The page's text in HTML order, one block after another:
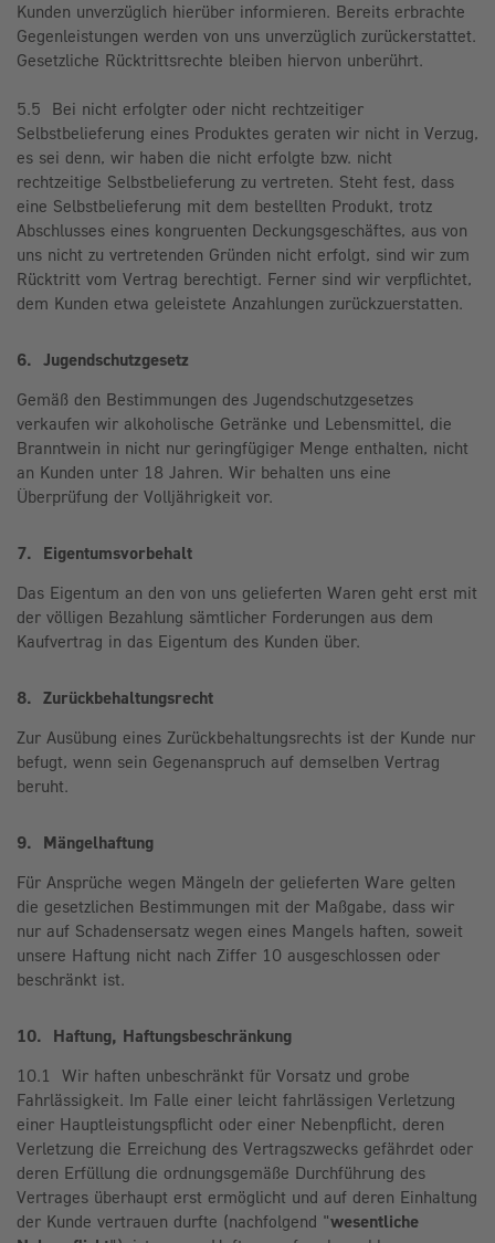
Kunden unverzüglich hierüber informieren. Bereits erbrachte
Gegenleistungen werden von uns unverzüglich zurückerstattet.
Gesetzliche Rücktrittsrechte bleiben hiervon unberührt.
5.5 Bei nicht erfolgter oder nicht rechtzeitiger
Selbstbelieferung eines Produktes geraten wir nicht in Verzug,
es sei denn, wir haben die nicht erfolgte bzw. nicht
rechtzeitige Selbstbelieferung zu vertreten. Steht fest, dass
eine Selbstbelieferung mit dem bestellten Produkt, trotz
Abschlusses eines kongruenten Deckungsgeschäftes, aus von
uns nicht zu vertretenden Gründen nicht erfolgt, sind wir zum
Rücktritt vom Vertrag berechtigt. Ferner sind wir verpflichtet,
dem Kunden etwa geleistete Anzahlungen zurückzuerstatten.
6. Jugendschutzgesetz
Gemäß den Bestimmungen des Jugendschutzgesetzes
verkaufen wir alkoholische Getränke und Lebensmittel, die
Branntwein in nicht nur geringfügiger Menge enthalten, nicht
an Kunden unter 18 Jahren. Wir behalten uns eine
Überprüfung der Volljährigkeit vor.
7. Eigentumsvorbehalt
Das Eigentum an den von uns gelieferten Waren geht erst mit
der völligen Bezahlung sämtlicher Forderungen aus dem
Kaufvertrag in das Eigentum des Kunden über.
8. Zurückbehaltungsrecht
Zur Ausübung eines Zurückbehaltungsrechts ist der Kunde nur
befugt, wenn sein Gegenanspruch auf demselben Vertrag
beruht.
9. Mängelhaftung
Für Ansprüche wegen Mängeln der gelieferten Ware gelten
die gesetzlichen Bestimmungen mit der Maßgabe, dass wir
nur auf Schadensersatz wegen eines Mangels haften, soweit
unsere Haftung nicht nach Ziffer 10 ausgeschlossen oder
beschränkt ist.
10. Haftung, Haftungsbeschränkung
10.1 Wir haften unbeschränkt für Vorsatz und grobe
Fahrlässigkeit. Im Falle einer leicht fahrlässigen Verletzung
einer Hauptleistungspflicht oder einer Nebenpflicht, deren
Verletzung die Erreichung des Vertragszwecks gefährdet oder
deren Erfüllung die ordnungsgemäße Durchführung des
Vertrages überhaupt erst ermöglicht und auf deren Einhaltung
der Kunde vertrauen durfte (nachfolgend "wesentliche